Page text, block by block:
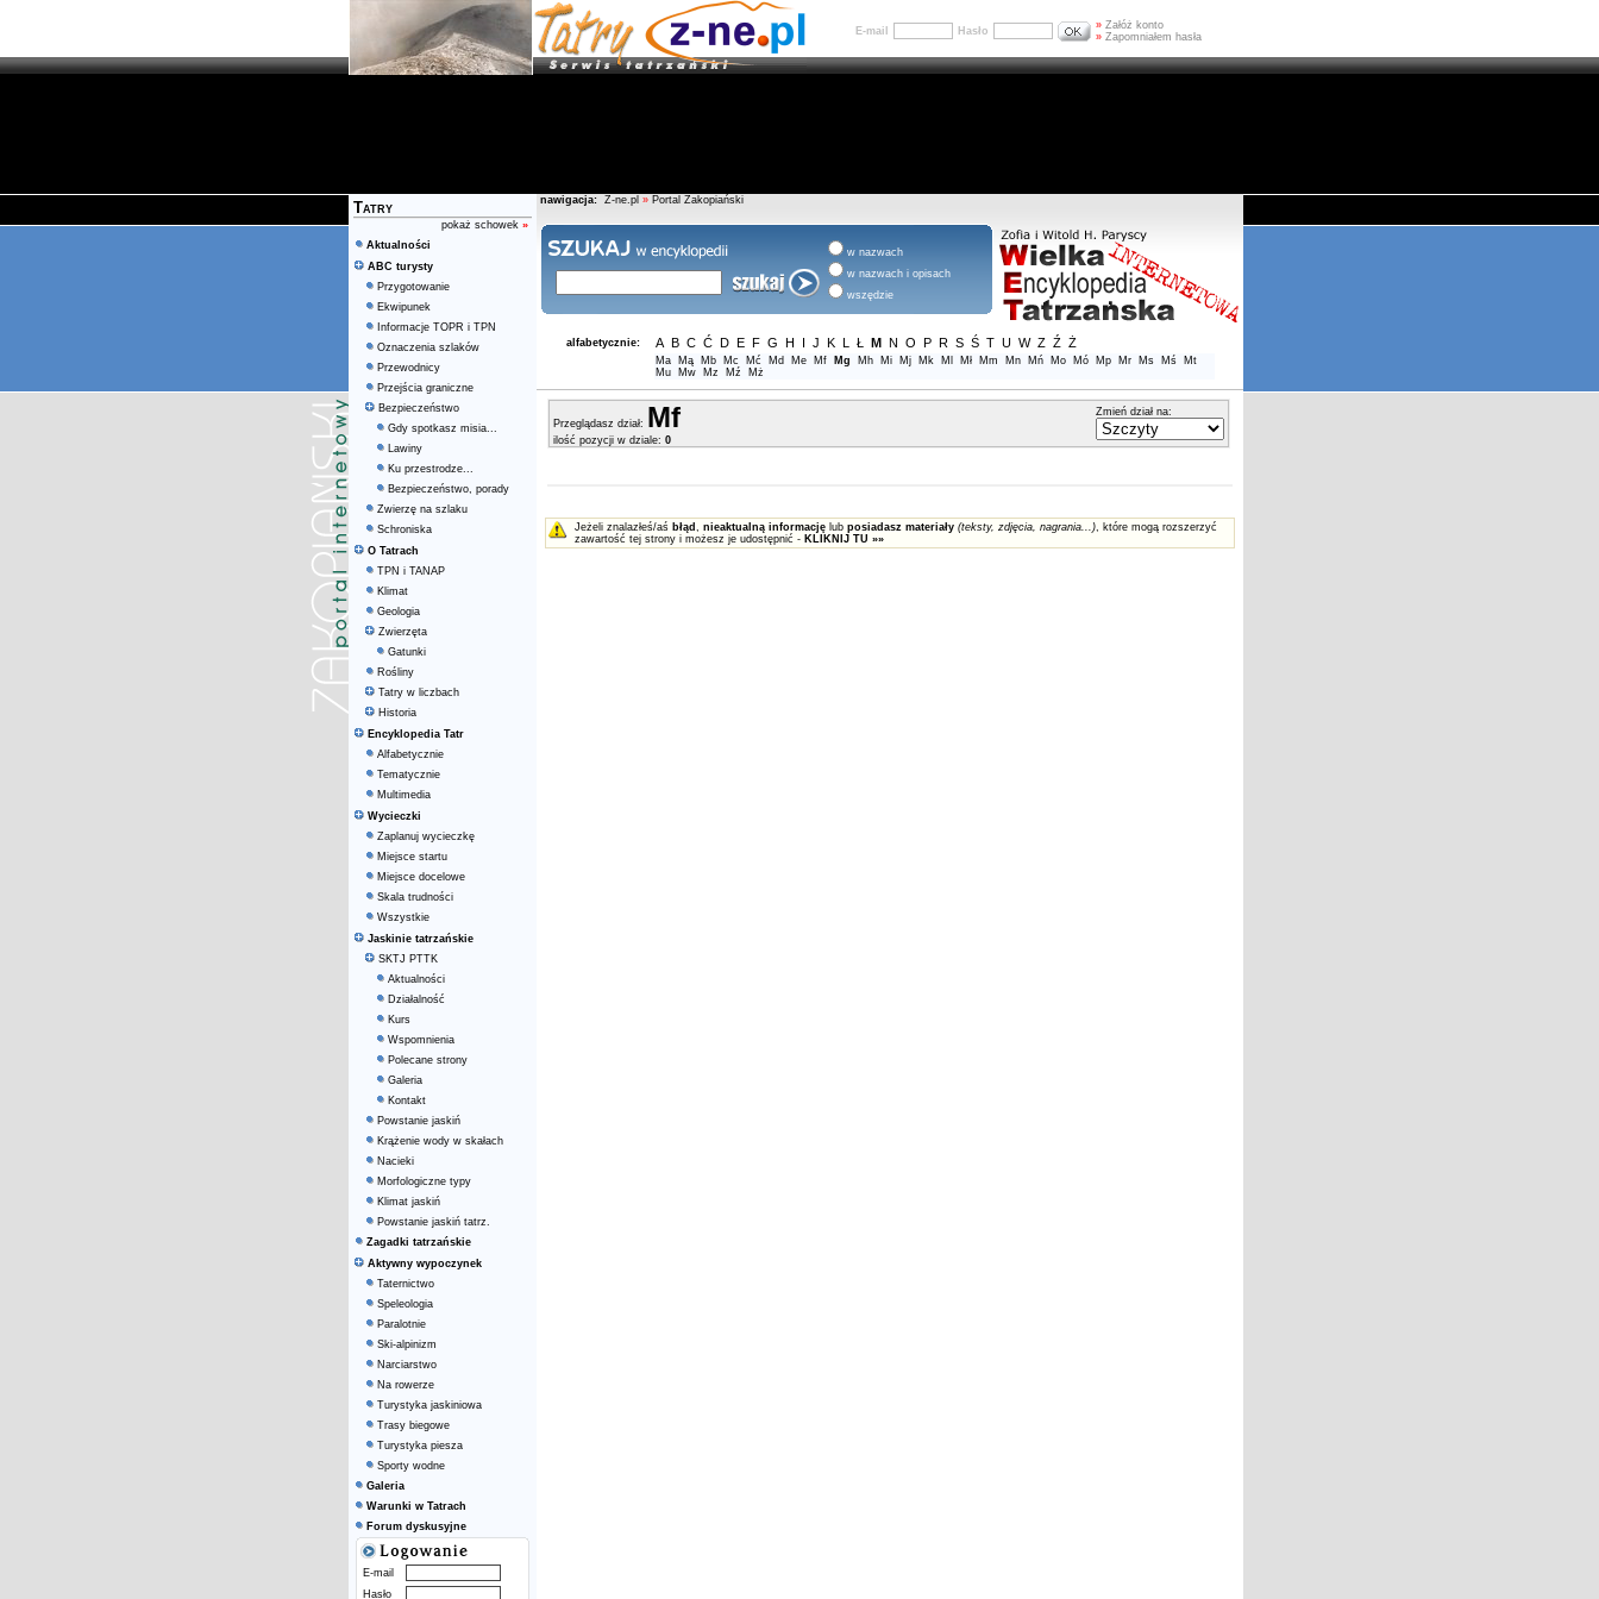
E-mail Hasło » Załóż konto
» Zapomniałem hasła
Tatry
pokaż schowek »
Aktualności
ABC turysty
Przygotowanie
Ekwipunek
Informacje TOPR i TPN
Oznaczenia szlaków
Przewodnicy
Przejścia graniczne
Bezpieczeństwo
Gdy spotkasz misia...
Lawiny
Ku przestrodze...
Bezpieczeństwo, porady
Zwierzę na szlaku
Schroniska
O Tatrach
TPN i TANAP
Klimat
Geologia
Zwierzęta
Gatunki
Rośliny
Tatry w liczbach
Historia
Encyklopedia Tatr
Alfabetycznie
Tematycznie
Multimedia
Wycieczki
Zaplanuj wycieczkę
Miejsce startu
Miejsce docelowe
Skala trudności
Wszystkie
Jaskinie tatrzańskie
SKTJ PTTK
Aktualności
Działalność
Kurs
Wspomnienia
Polecane strony
Galeria
Kontakt
Powstanie jaskiń
Krążenie wody w skałach
Nacieki
Morfologiczne typy
Klimat jaskiń
Powstanie jaskiń tatrz.
Zagadki tatrzańskie
Aktywny wypoczynek
Taternictwo
Speleologia
Paralotnie
Ski-alpinizm
Narciarstwo
Na rowerze
Turystyka jaskiniowa
Trasy biegowe
Turystyka piesza
Sporty wodne
Galeria
Warunki w Tatrach
Forum dyskusyjne
E-mail
Hasło
nawigacja: Z-ne.pl » Portal Zakopiański
w nazwach
w nazwach i opisach
wszędzie
alfabetycznie: A B C Ć D E F G H I J K L Ł M N O P R S Ś T U W Z Ź Ż
Ma Mą Mb Mc Mć Md Me Mf Mg Mh Mi Mj Mk Ml Mł Mm Mn Mń Mo Mó Mp Mr Ms Mś
Mt
Mu
Mw Mz Mź Mż
Przeglądasz dział: Mf
ilość pozycji w dziale: 0
Zmień dział na:
Jeżeli znalazłeś/aś błąd , nieaktualną informację lub posiadasz materiały (teksty, zdjęcia, nagrania...), które mogą rozszerzyć
zawartość tej strony i możesz je udostępnić - KLIKNIJ TU »»